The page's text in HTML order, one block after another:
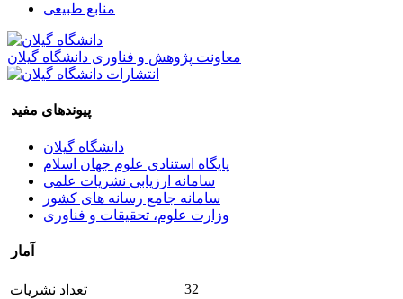
منابع طبیعی
معاونت پژوهش و فناوری دانشگاه گیلان
پیوندهای مفید
دانشگاه گیلان
پایگاه استنادی علوم جهان اسلام
سامانه ارزیابی نشریات علمی
سامانه جامع رسانه های کشور
وزارت علوم، تحقیقات و فناوری
آمار
تعداد نشریات
32